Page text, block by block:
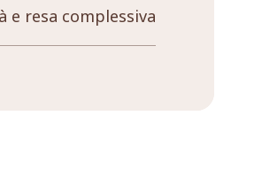
resa complessiva